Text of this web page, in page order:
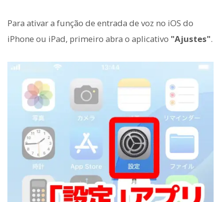
Para ativar a função de entrada de voz no iOS do
iPhone ou iPad, primeiro abra o aplicativo "Ajustes".